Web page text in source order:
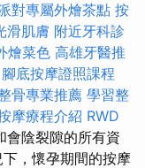
對專屬外燴茶點 按
滑肌膚 附近牙科診
燴菜色 高雄牙醫推
腳底按摩證照課程
骨專業推薦 學習整
摩療程介紹 RWD
會陰裂隙的所有資
，懷孕期間的按摩